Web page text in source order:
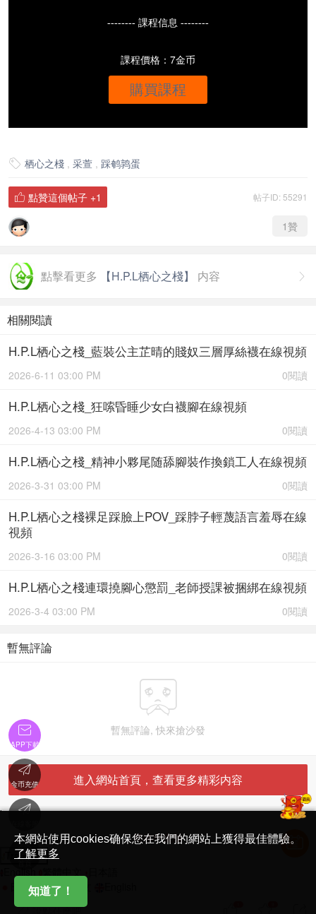
-------- 課程信息 --------
課程價格：7金币
購買課程
 栖心之棧 , 采萱 , 踩鹌鹑蛋
帖子ID: 55291
 點贊這個帖子 +1
1贊

點擊看更多 【H.P.L栖心之棧】 内容
相關閱讀
H.P.L栖心之棧_藍裝公主芷晴的賤奴三層厚絲襪在線視頻
0閱讀
2026-6-11 03:00 PM
H.P.L栖心之棧_狂嗦昏睡少女白襪腳在線視頻
0閱讀
2026-4-13 03:00 PM
H.P.L栖心之棧_精神小夥尾随舔腳裝作換鎖工人在線視頻
0閱讀
2026-3-31 03:00 PM
H.P.L栖心之棧裸足踩臉上POV_踩脖子輕蔑語言羞辱在線
視頻
0閱讀
2026-3-16 03:00 PM
H.P.L栖心之棧連環撓腳心懲罰_老師授課被捆綁在線視頻
0閱讀
2026-3-4 03:00 PM
暫無評論

暫無評論, 快來搶沙發
進入網站首頁，查看更多精彩内容
'
简体中文版
Translate
日本語
繁體中文
本網站使用cookies确保您在我們的網站上獲得最佳體驗。
了解更多
知道了！

APP下載

金币充值


說點什麽吧...